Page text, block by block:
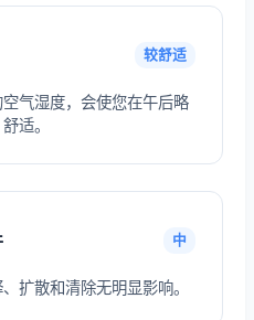
较舒适
气湿度，会使您在午后略
适。
中
扩散和清除无明显影响。